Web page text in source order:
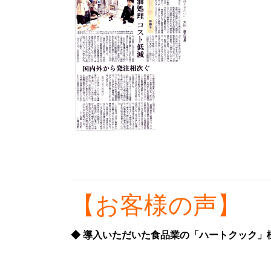
【お客様の声】
◆ 導入いただいた食品業の「ハートクック」